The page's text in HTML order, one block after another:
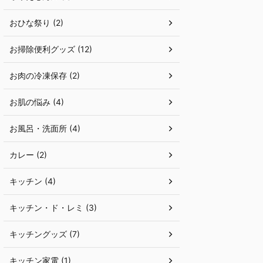
おひな祭り (2)
お掃除便利グッズ (12)
お肉の冷凍保存 (2)
お肌の悩み (4)
お風呂・洗面所 (4)
カレー (2)
キッチン (4)
キッチン・ド・レミ (3)
キッチングッズ (7)
キッチン家電 (1)